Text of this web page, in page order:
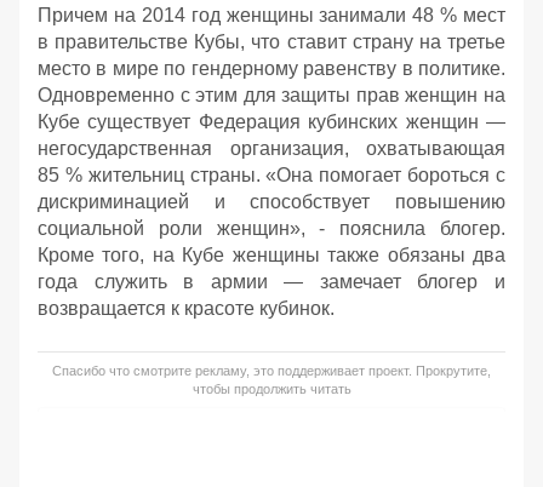
Причем на 2014 год женщины занимали 48 % мест
в правительстве Кубы, что ставит страну на третье
место в мире по гендерному равенству в политике.
Одновременно с этим для защиты прав женщин на
Кубе существует Федерация кубинских женщин —
негосударственная организация, охватывающая
85 % жительниц страны. «Она помогает бороться с
дискриминацией и способствует повышению
социальной роли женщин», - пояснила блогер.
Кроме того, на Кубе женщины также обязаны два
года служить в армии — замечает блогер и
возвращается к красоте кубинок.
Спасибо что смотрите рекламу, это поддерживает проект. Прокрутите,
чтобы продолжить читать